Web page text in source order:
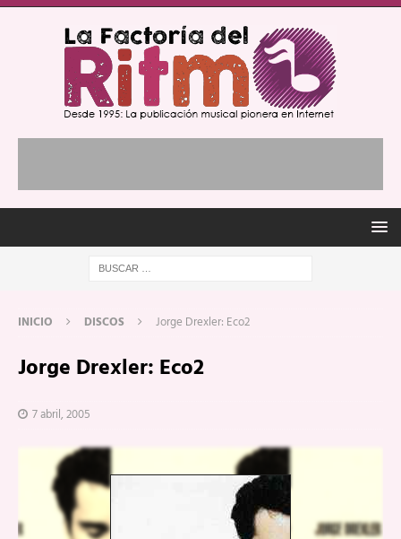
INICIO DISCOS Jorge Drexler: Eco2
Jorge Drexler: Eco2
7 abril, 2005